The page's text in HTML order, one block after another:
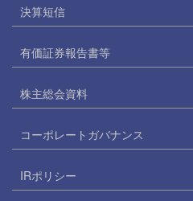
決算短信
有価証券報告書等
株主総会資料
コーポレートガバナンス
IRポリシー